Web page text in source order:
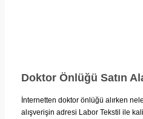
İnternetten doktor önlüğü alırken
alışverişin adresi Labor Tekstil ile